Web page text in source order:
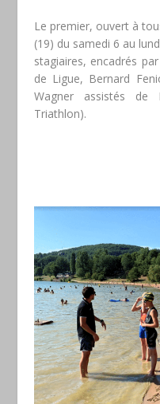
Le premier, ouvert à
(19) du samedi 6 au
stagiaires, encadrés
de Ligue, Bernard
Wagner assistés de
Triathlon).